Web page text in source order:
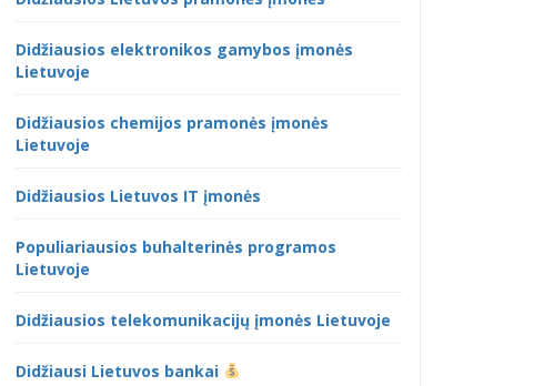
Didžiausios elektronikos gamybos įmonės
Lietuvoje
Didžiausios chemijos pramonės įmonės
Lietuvoje
Didžiausios Lietuvos IT įmonės
Populiariausios buhalterinės programos
Lietuvoje
Didžiausios telekomunikacijų įmonės Lietuvoje
Didžiausi Lietuvos bankai